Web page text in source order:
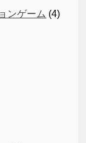
ンゲーム (4)